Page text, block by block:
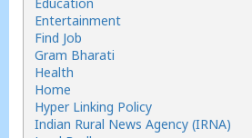
Entertainment
Find Job
Gram Bharati
Health
Home
Hyper Linking Policy
Indian Rural News Agency (IRNA)